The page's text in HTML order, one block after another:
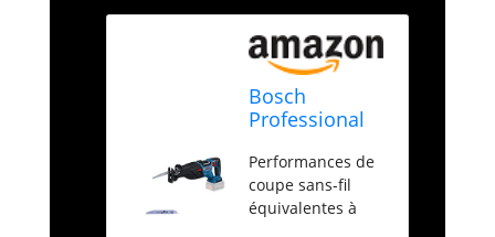
Bosch
Professional
scie sabre
sans-fil
BITURBO GSA
Performances de
coupe sans-fil
équivalentes à